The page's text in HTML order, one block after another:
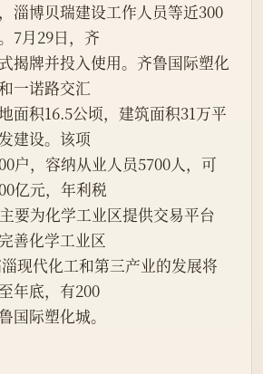
淄博贝瑞建设工作人员等近300
7月29日，齐
揭牌并投入使用。齐鲁国际塑化
一诺路交汇
面积16.5公顷，建筑面积31万平
建设。该项
户，容纳从业人员5700人，可
亿元，年利税
要为化学工业区提供交易平台
善化学工业区
现代化工和第三产业的发展将
年底，有200
国际塑化城。